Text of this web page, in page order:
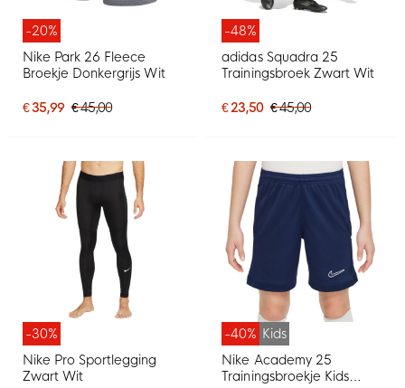
-20%
Nike Park 26 Fleece
Broekje Donkergrijs Wit
€ 35,99 € 45,00
-48%
adidas Squadra 25
Trainingsbroek Zwart Wit
€ 23,50 € 45,00
-30%
Nike Pro Sportlegging
Zwart Wit
-40% Kids
Nike Academy 25
Trainingsbroekje Kids